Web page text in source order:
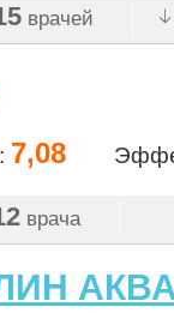
врачей
7,08
врача